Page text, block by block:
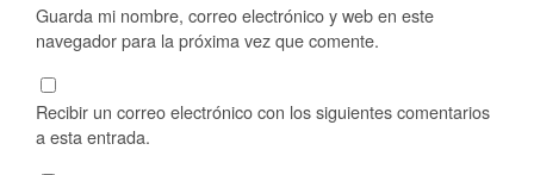
Guarda mi nombre, correo electrónico y web en este
navegador para la próxima vez que comente.
Recibir un correo electrónico con los siguientes comentarios
a esta entrada.